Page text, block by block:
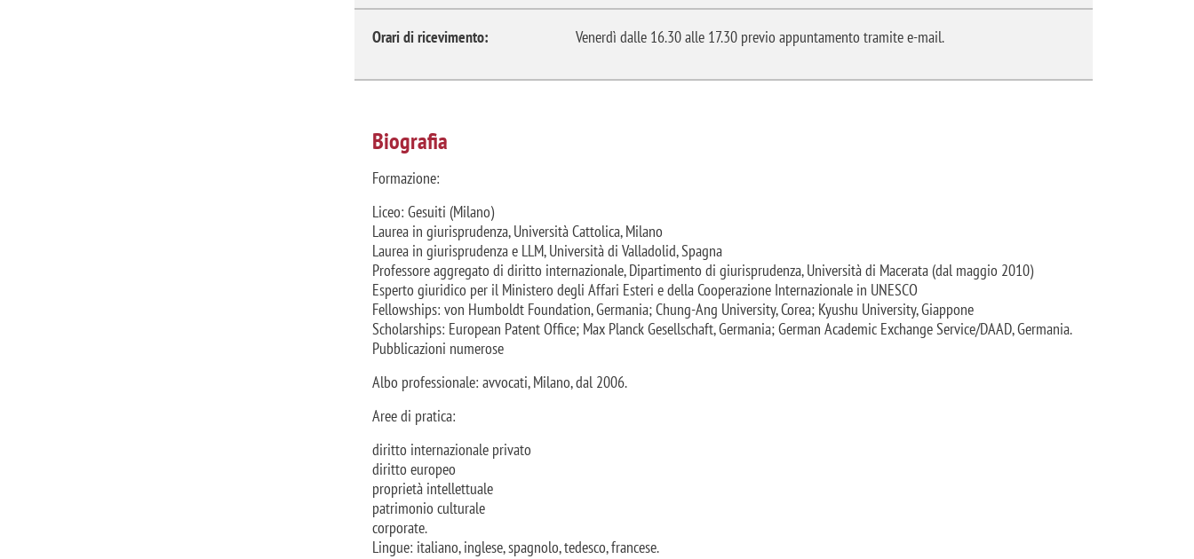
Orari di ricevimento: Venerdì dalle 16.30 alle 17.30 previo appuntamento tramite e-mail.
Biografia
Formazione:
Liceo: Gesuiti (Milano)
Laurea in giurisprudenza, Università Cattolica, Milano
Laurea in giurisprudenza e LLM, Università di Valladolid, Spagna
Professore aggregato di diritto internazionale, Dipartimento di giurisprudenza, Università di Macerata (dal maggio 2010)
Esperto giuridico per il Ministero degli Affari Esteri e della Cooperazione Internazionale in UNESCO
Fellowships: von Humboldt Foundation, Germania; Chung-Ang University, Corea; Kyushu University, Giappone
Scholarships: European Patent Office; Max Planck Gesellschaft, Germania; German Academic Exchange Service/DAAD, Germania.
Pubblicazioni numerose
Albo professionale: avvocati, Milano, dal 2006.
Aree di pratica:
diritto internazionale privato
diritto europeo
proprietà intellettuale
patrimonio culturale
corporate.
Lingue: italiano, inglese, spagnolo, tedesco, francese.